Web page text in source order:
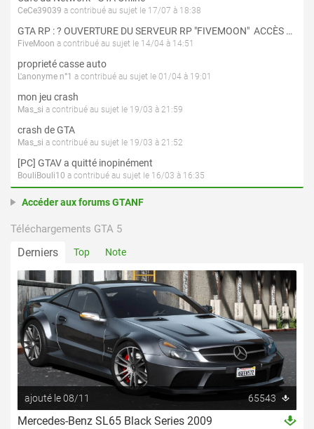
CeCe39039 a contribué au sujet le 17/07 à 18:38
GTA RP : ? OUVERTURE DU SERVEUR RP "FIVEMOON"  ACCÈS LIBRE ?
FiveMoon a contribué au sujet le 14/04 à 14:51
proprieté casse auto
L'anonyme n°1 a contribué au sujet le 01/04 à 19:01
mon jeu crash
Mas_si a contribué au sujet le 19/03 à 21:59
crash de GTA
Mas_si a contribué au sujet le 19/03 à 21:52
[PC] GTAV a quitté inopinément
BouliBouli10 a contribué au sujet le 16/03 à 16:35
Accéder aux forums GTANF
Téléchargements GTA 5
Derniers Top Note
ajouté le 08/11 65543
Mercedes-Benz SL65 Black Series 2009